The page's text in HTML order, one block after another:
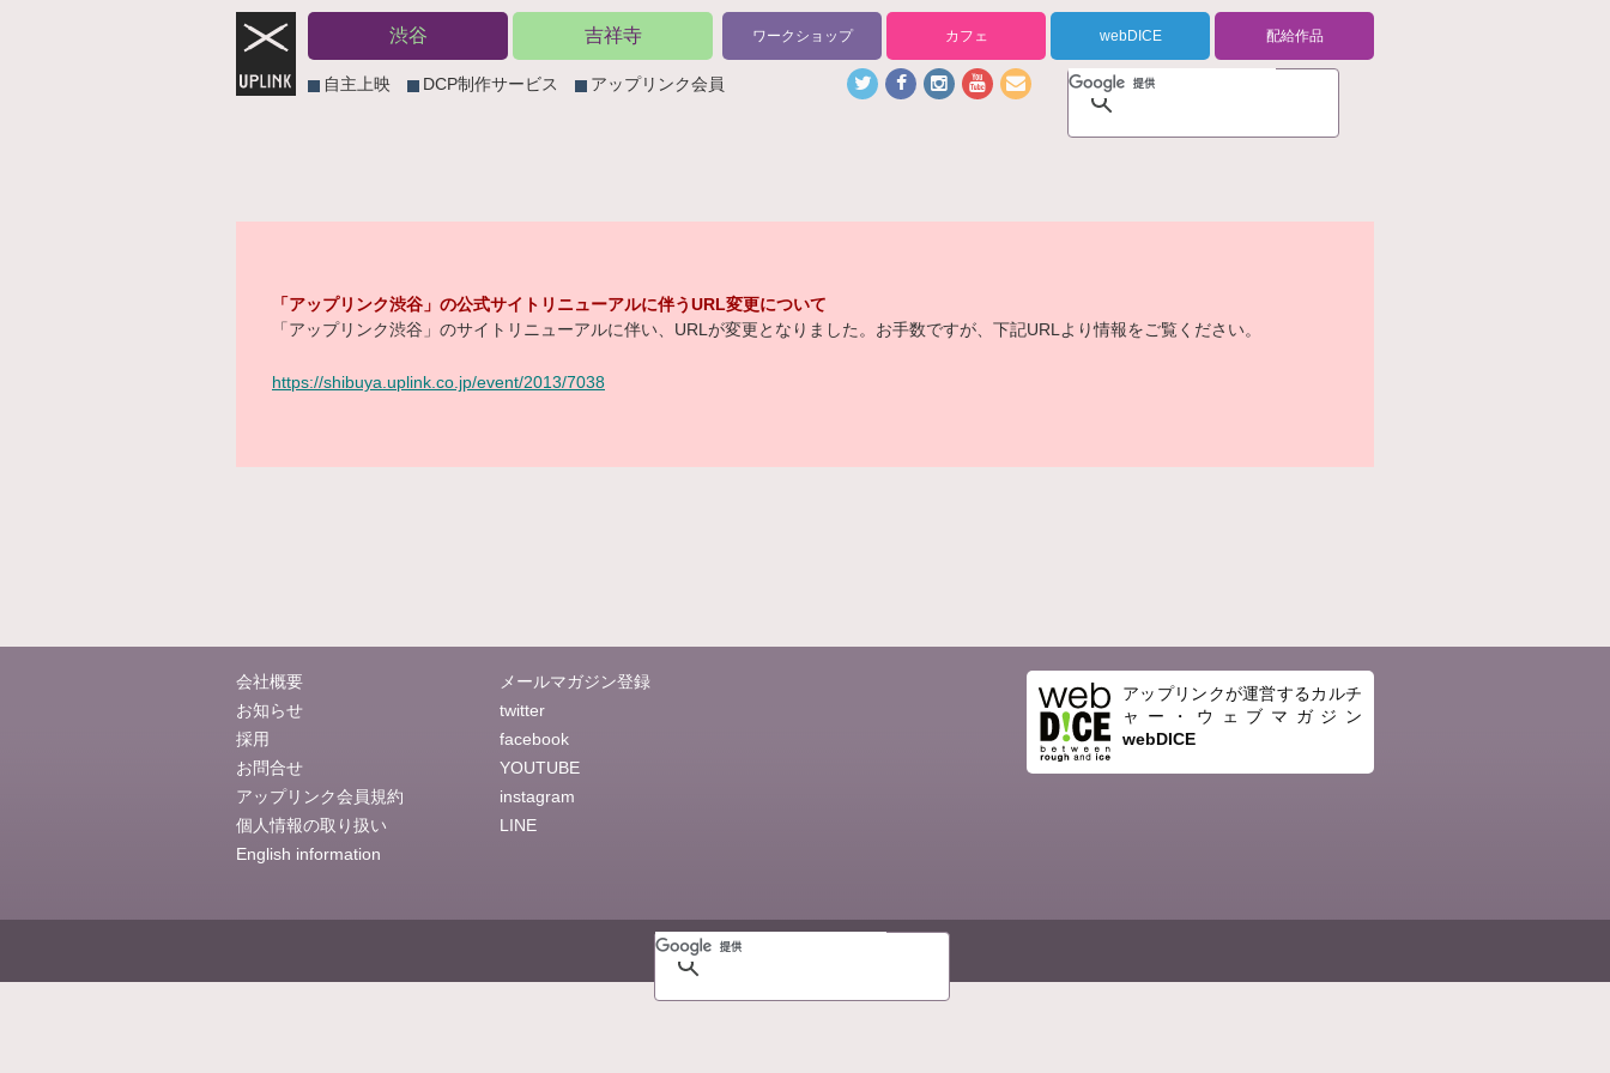
渋谷 吉祥寺 ワークショップ カフェ webDICE 配給作品
自主上映 DCP制作サービス アップリンク会員
「アップリンク渋谷」の公式サイトリニューアルに伴うURL変更について
「アップリンク渋谷」のサイトリニューアルに伴い、URLが変更となりました。お手数ですが、下記URLより情報をご覧ください。
https://shibuya.uplink.co.jp/event/2013/7038
会社概要
お知らせ
採用
お問合せ
アップリンク会員規約
個人情報の取り扱い
English information
メールマガジン登録
twitter
facebook
YOUTUBE
instagram
LINE
アップリンクが運営するカルチ
ャー・ウェブマガジン
webDICE